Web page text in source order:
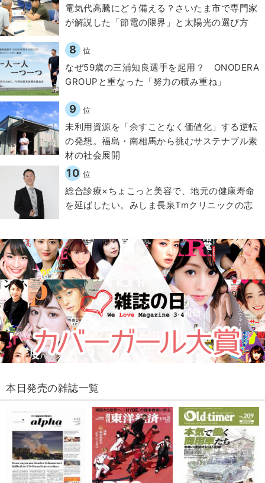
電気代高騰にどう備える？さいたま市で専門家
が解説した「節電の限界」と太陽光の選び方
8 位
なぜ59歳の三浦知良選手を起用？ ONODERA
GROUPと重なった「努力の積み重ね」
9 位
​​未利用資源を「余すことなく価値化」する逆転
の発想。福島・南相馬から挑むサステナブル素
材の社会展開​
10 位
総合診療×ちょこっと美容で、地元の健康寿命
を延ばしたい。みしま長泉Tmクリニックの志
本日発売の雑誌一覧